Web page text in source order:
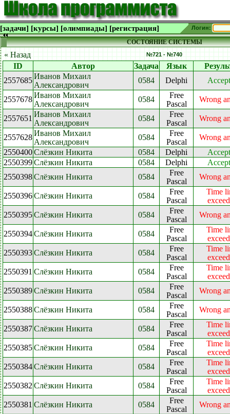
[задачи] [курсы] [олимпиады] [регистрация] Логин:
СОСТОЯНИЕ СИСТЕМЫ
« Назад №721 - №740
ID Автор Задача Язык
2557685Иванов Михаил
Александрович
0584 Delphi
2557678Иванов Михаил
Александрович
0584
Free
Pascal
Wrong
2557651 Иванов Михаил
Александрович
0584
Free
Pascal
Wrong
2557628Иванов Михаил
Александрович
0584
Free
Pascal
Wrong
2550400Слёзкин Никита 0584 Delphi
2550399Слёзкин Никита 0584 Delphi
2550398Слёзкин Никита 0584
Free
Pascal
Wrong
2550396Слёзкин Никита 0584
Free
Pascal
Time
2550395Слёзкин Никита 0584
Free
Pascal
Wrong
2550394Слёзкин Никита 0584
Free
Pascal
Time
2550393Слёзкин Никита 0584
Free
Pascal
Time
2550391 Слёзкин Никита 0584
Free
Pascal
Time
2550389Слёзкин Никита 0584
Free
Pascal
Wrong
2550388Слёзкин Никита 0584
Free
Pascal
Wrong
2550387Слёзкин Никита 0584
Free
Pascal
Time
2550385Слёзкин Никита 0584
Free
Pascal
Time
2550384Слёзкин Никита 0584
Free
Pascal
Time
2550382 Слёзкин Никита 0584
Free
Pascal
Time
2550381 Слёзкин Никита 0584
Free
Pascal
Wrong